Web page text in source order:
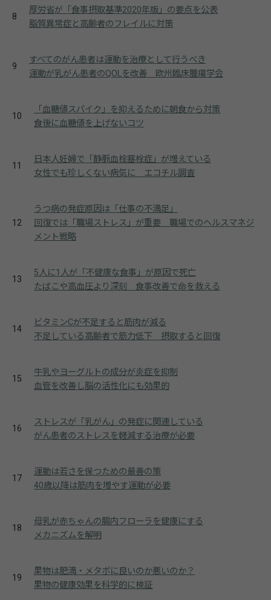
8
厚労省が「食事摂取基準2020年版」の要点を公表
脂質異常症と高齢者のフレイルに対策
9
すべてのがん患者は運動を治療として行うべき
運動が乳がん患者のQOLを改善 欧州臨床腫瘍学会
10
「血糖値スパイク」を抑えるために朝食から対策
食後に血糖値を上げないコツ
11
日本人妊婦で「静脈血栓塞栓症」が増えている
女性でも珍しくない病気に エコチル調査
12
うつ病の発症原因は「仕事の不満足」
回復では「職場ストレス」が重要 職場でのヘルスマネジ
メント戦略
13
5人に1人が「不健康な食事」が原因で死亡
たばこや高血圧より深刻 食事改善で命を救える
14
ビタミンCが不足すると筋肉が減る
不足している高齢者で筋力低下 摂取すると回復
15
牛乳やヨーグルトの成分が炎症を抑制
血管を改善し脳の活性化にも効果的
16
ストレスが「乳がん」の発症に関連している
がん患者のストレスを軽減する治療が必要
17
運動は若さを保つための最善の策
40歳以降は筋肉を増やす運動が必要
18
母乳が赤ちゃんの腸内フローラを健康にする
メカニズムを解明
19
果物は肥満・メタボに良いのか悪いのか？
果物の健康効果を科学的に検証